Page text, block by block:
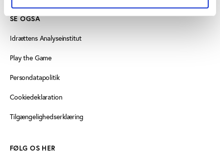
SE OGSÅ
Idrættens Analyseinstitut
Play the Game
Persondatapolitik
Cookiedeklaration
Tilgængelighedserklæring
FØLG OS HER